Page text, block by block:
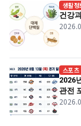
생활정
건강
스포츠
2026
관전